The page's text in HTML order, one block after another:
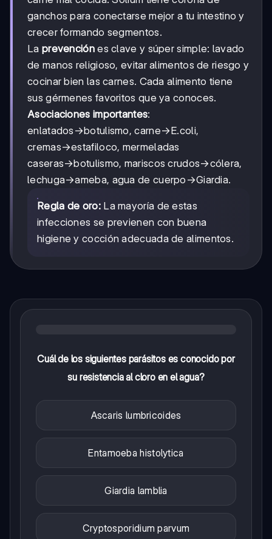
ganchos para conectarse mejor a tu intestino y
crecer formando segmentos.
La prevenciónes clave y súper simple: lavado
de manos religioso, evitar alimentos de riesgo y
cocinar bien las carnes. Cada alimento tiene
sus gérmenes favoritos que ya conoces.
Asociaciones importantes:
enlatados→botulismo, carne→E.coli,
cremas→estafiloco, mermeladas
caseras→botulismo, mariscos crudos→cólera,
lechuga→ameba, agua de cuerpo→Giardia.
Regla de oro:La mayoría de estas
infecciones se previenen con buena
higiene y cocción adecuada de alimentos.
Cuál de los siguientes parásitos es conocido por
su resistencia al cloro en el agua?
Ascaris lumbricoides
Entamoeba histolytica
Giardia lamblia
Cryptosporidium parvum